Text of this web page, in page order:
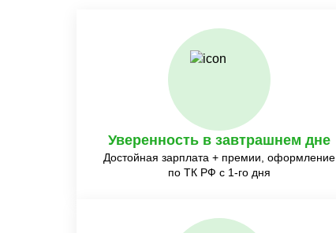
Уверенность в завтрашнем дне
Достойная зарплата + премии, оформление
по ТК РФ с 1-го дня